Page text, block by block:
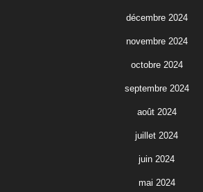
décembre 2024
novembre 2024
octobre 2024
septembre 2024
août 2024
juillet 2024
juin 2024
mai 2024